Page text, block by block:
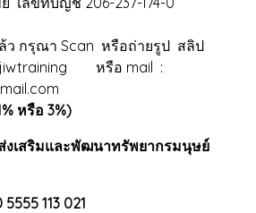
กรุณา Scan หรือถ่ายรูป สลิป
jiwtraining หรือ mail :
หรือ 3%)
งเสริมและพัฒนาทรัพยากรมนุษย์
113 021